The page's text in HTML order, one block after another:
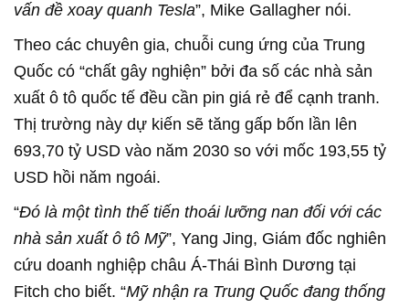
vấn đề xoay quanh Tesla”, Mike Gallagher nói.
Theo các chuyên gia, chuỗi cung ứng của Trung
Quốc có “chất gây nghiện” bởi đa số các nhà sản
xuất ô tô quốc tế đều cần pin giá rẻ để cạnh tranh.
Thị trường này dự kiến sẽ tăng gấp bốn lần lên
693,70 tỷ USD vào năm 2030 so với mốc 193,55 tỷ
USD hồi năm ngoái.
“Đó là một tình thế tiến thoái lưỡng nan đối với các
nhà sản xuất ô tô Mỹ”, Yang Jing, Giám đốc nghiên
cứu doanh nghiệp châu Á-Thái Bình Dương tại
Fitch cho biết. “Mỹ nhận ra Trung Quốc đang thống